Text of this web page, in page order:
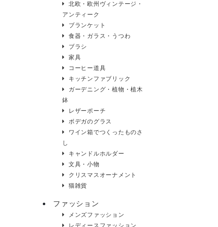
北欧・欧州ヴィンテージ・
アンティーク
ブランケット
食器・ガラス・うつわ
ブラシ
家具
コーヒー道具
キッチンファブリック
ガーデニング・植物・植木
鉢
レザーポーチ
ボデガのグラス
ワイン箱でつくったものさ
し
キャンドルホルダー
文具・小物
クリスマスオーナメント
猫雑貨
ファッション
メンズファッション
レディースファッション